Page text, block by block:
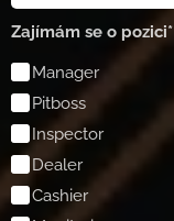
Zajímám se o pozici*
Manager
Pitboss
Inspector
Dealer
Cashier